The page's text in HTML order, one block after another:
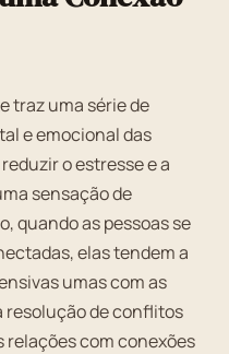
traz uma série de
e emocional das
o estresse e a
sensação de
quando as pessoas se
elas tendem a
umas com as
resolução de conflitos
relações com conexões